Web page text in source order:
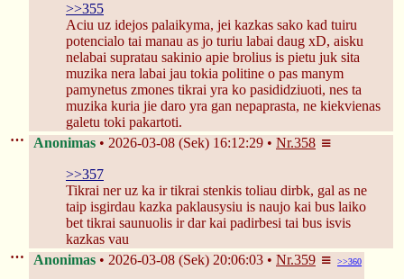
>>355
Aciu uz idejos palaikyma, jei kazkas sako kad tuiru
potencialo tai manau as jo turiu labai daug xD, aisku
nelabai supratau sakinio apie brolius is pietu juk sita
muzika nera labai jau tokia politine o pas manym
pamynetus zmones tikrai yra ko pasididziuoti, nes ta
muzika kuria jie daro yra gan nepaprasta, ne kiekvienas
galetu toki pakartoti.
Anonimas
2026-03-08 (Sek) 16:12:29 Nr.358
>>357
Tikrai ner uz ka ir tikrai stenkis toliau dirbk, gal as ne
taip isgirdau kazka paklausysiu is naujo kai bus laiko
bet tikrai saunuolis ir dar kai padirbesi tai bus isvis
kazkas vau
Anonimas
2026-03-08 (Sek) 20:06:03 Nr.359 >>360